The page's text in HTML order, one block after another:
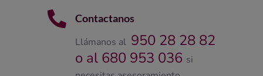

Contactanos
Llámanos al 950 28 28 82
o al 680 953 036 si